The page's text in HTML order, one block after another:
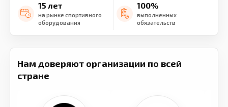
15 лет
на рынке спортивного
оборудования
100%
выполненных
обязательств
Нам доверяют организации по всей
стране